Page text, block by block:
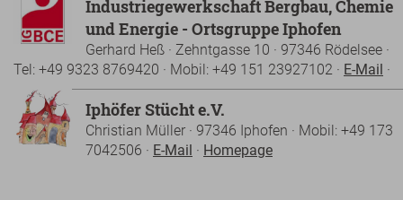
Industriegewerkschaft Bergbau, Chemie
und Energie - Ortsgruppe Iphofen
Gerhard Heß · Zehntgasse 10 · 97346 Rödelsee ·
Tel: +49 9323 8769420 · Mobil: +49 151 23927102 · E-Mail ·
Iphöfer Stücht e.V.
Christian Müller · 97346 Iphofen · Mobil: +49 173
7042506 · E-Mail · Homepage